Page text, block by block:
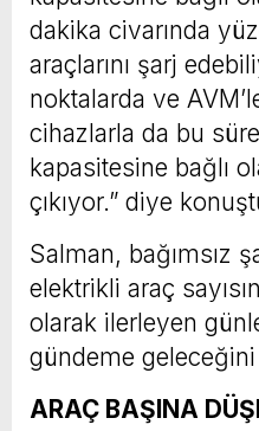
dakika civarında
araçlarını şarj
noktalarda ve
cihazlarla da bu
kapasitesine bağlı
çıkıyor.” diye
Salman, bağımsız
elektrikli araç
olarak ilerleyen
gündeme
ARAÇ BAŞINA